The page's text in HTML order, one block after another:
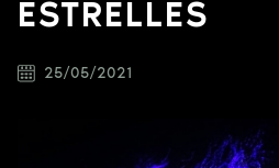
ESTRELLES
25/05/2021